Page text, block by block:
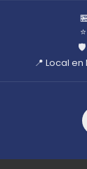
🛡️
📍 Local